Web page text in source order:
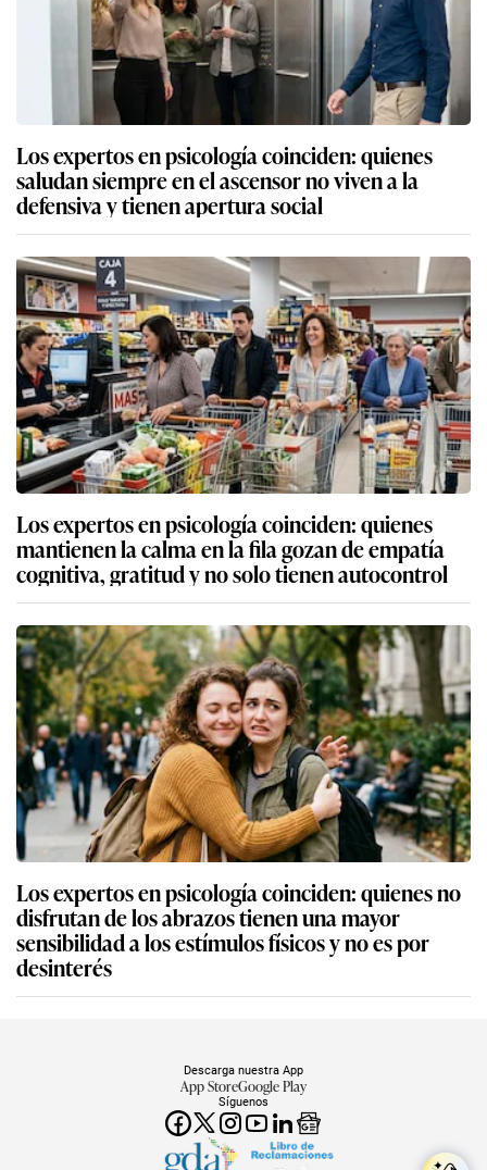
Los expertos en psicología coinciden: quienes
saludan siempre en el ascensor no viven a la
defensiva y tienen apertura social
Los expertos en psicología coinciden: quienes
mantienen la calma en la fila gozan de empatía
cognitiva, gratitud y no solo tienen autocontrol
Los expertos en psicología coinciden: quienes no
disfrutan de los abrazos tienen una mayor
sensibilidad a los estímulos físicos y no es por
desinterés
Síguenos
Descarga nuestra App
App StoreGoogle Play